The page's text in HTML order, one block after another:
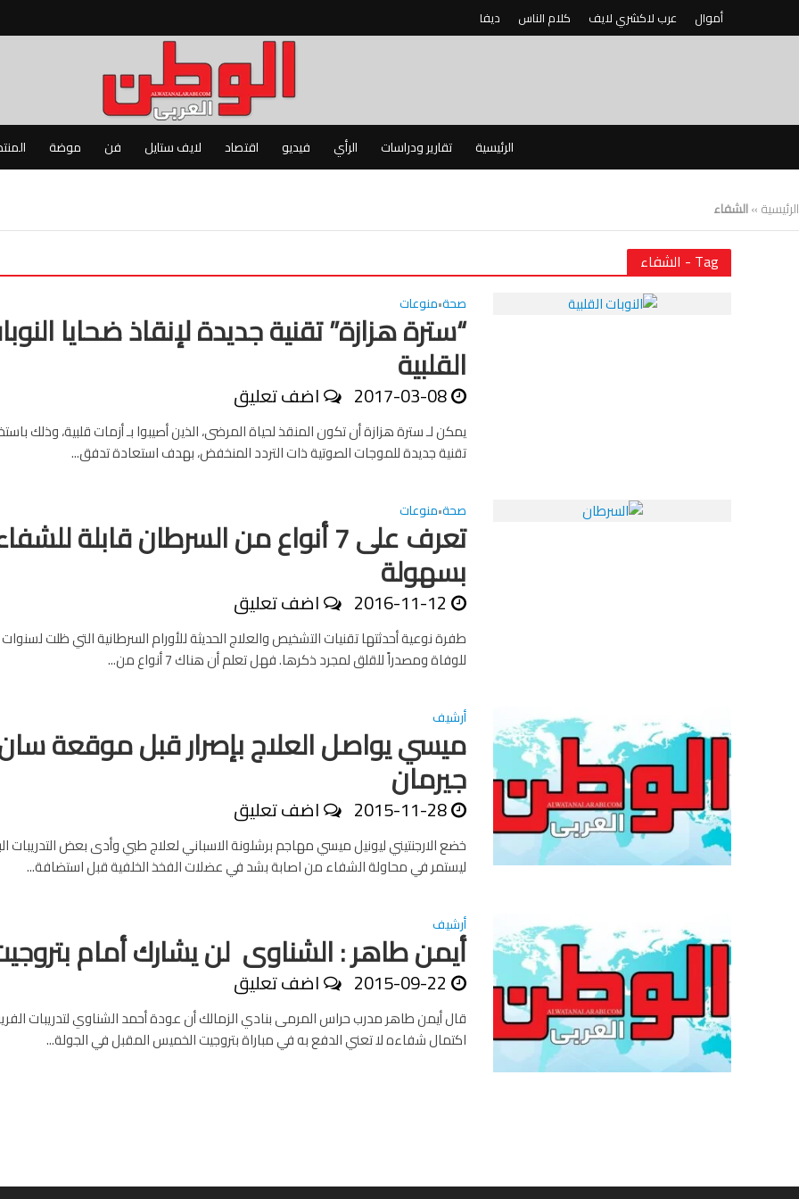
أموال عرب لاكشري لايف كلام الناس ديفا
الرئيسية تقارير ودراسات الرأي فيديو اقتصاد لايف ستايل فن موضة
الرئيسية»الشفاء
Tag - الشفاء
صحة•منوعات
“سترة هزازة” تقنية جديدة لإنقاذ ضحايا
القلبية
2017-03-08 اضف تعليق
يمكن لـ سترة هزازة أن تكون المنقذ لحياة المرضى، الذين أصيبوا بـ أزمات قلبية، وذلك
تقنية جديدة للموجات الصوتية ذات التردد المنخفض، بهدف استعادة تدفق...
صحة•منوعات
تعرف على 7 أنواع من السرطان قابلة
بسهولة
2016-11-12 اضف تعليق
طفرة نوعية أحدثتها تقنيات التشخيص والعلاج الحديثة للأورام السرطانية التي ظلت
للوفاة ومصدراً للقلق لمجرد ذكرها. فهل تعلم أن هناك 7 أنواع من...
أرشيف
ميسي يواصل العلاج بإصرار قبل موقعة
جيرمان
2015-11-28 اضف تعليق
خضع الارجنتيني ليونيل ميسي مهاجم برشلونة الاسباني لعلاج طبي وأدى بعض التدريبات
ليستمر في محاولة الشفاء من اصابة بشد في عضلات الفخذ الخلفية قبل استضافة...
أرشيف
أيمن طاهر : الشناوى لن يشارك أمام
2015-09-22 اضف تعليق
قال أيمن طاهر مدرب حراس المرمى بنادي الزمالك أن عودة أحمد الشناوي لتدريبات
اكتمال شفاءه لا تعني الدفع به في مباراة بتروجيت الخميس المقبل في الجولة...